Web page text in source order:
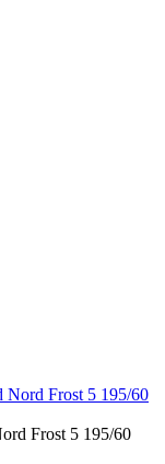
Frost 5 195/60